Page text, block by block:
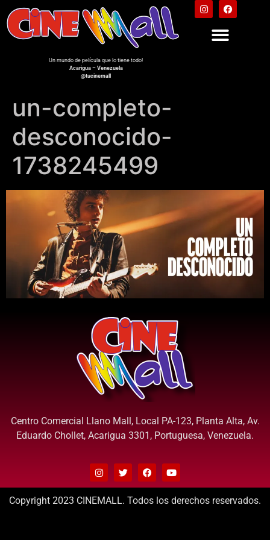
Un mundo de película que lo tiene todo!
Acarigua – Venezuela
@tucinemall
un-completo-
desconocido-
1738245499
Centro Comercial Llano Mall, Local PA-123, Planta Alta, Av.
Eduardo Chollet, Acarigua 3301, Portuguesa, Venezuela.
Copyright 2023 CINEMALL. Todos los derechos reservados.